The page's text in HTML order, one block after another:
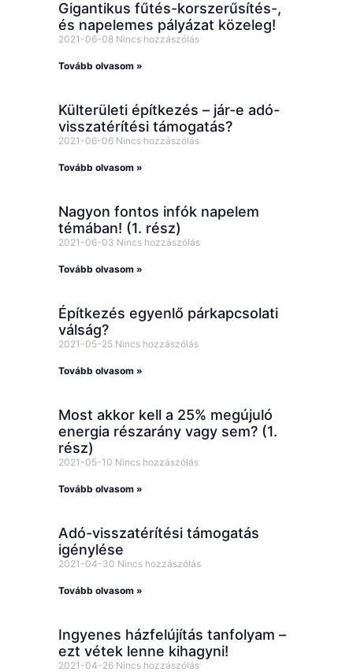
Gigantikus fűtés-korszerűsítés-,
és napelemes pályázat közeleg!
2021-06-08 Nincs hozzászólás
Tovább olvasom »
Külterületi építkezés – jár-e adó-
visszatérítési támogatás?
2021-06-06 Nincs hozzászólás
Tovább olvasom »
Nagyon fontos infók napelem
témában! (1. rész)
2021-06-03 Nincs hozzászólás
Tovább olvasom »
Építkezés egyenlő párkapcsolati
válság?
2021-05-25 Nincs hozzászólás
Tovább olvasom »
Most akkor kell a 25% megújuló
energia részarány vagy sem? (1.
rész)
2021-05-10 Nincs hozzászólás
Tovább olvasom »
Adó-visszatérítési támogatás
igénylése
2021-04-30 Nincs hozzászólás
Tovább olvasom »
Ingyenes házfelújítás tanfolyam –
ezt vétek lenne kihagyni!
2021-04-26 Nincs hozzászólás